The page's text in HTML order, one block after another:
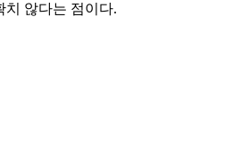
치 않다는 점이다.